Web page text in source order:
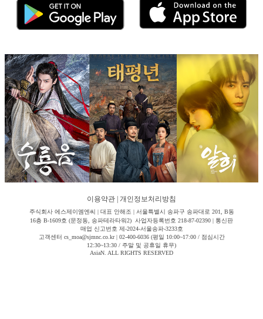
이용약관 개인정보처리방침
주식회사 에스제이엠엔씨 | 대표 안해조 | 서울특별시 송파구 송파대로 201, B동
16층 B-1609호 (문정동, 송파테라타워2) 사업자등록번호 218-87-02390 | 통신판
매업 신고번호 제-2024-서울송파-3233호
고객센터 cs_moa@sjmnc.co.kr | 02-400-6036 (평일 10:00~17:00 / 점심시간
12:30~13:30 / 주말 및 공휴일 휴무)
AsiaN. ALL RIGHTS RESERVED